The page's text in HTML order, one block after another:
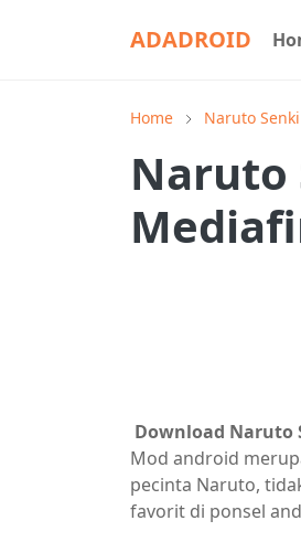
ADADROID
Home Naruto Senki
Naruto
Download Naruto
Mod android
pecinta Naruto,
favorit di ponsel